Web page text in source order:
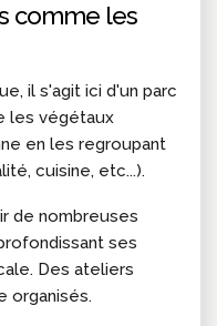
comme les
il s'agit ici d'un parc
les végétaux
en les regroupant
cuisine, etc...).
de nombreuses
ses
Des ateliers
organisés.